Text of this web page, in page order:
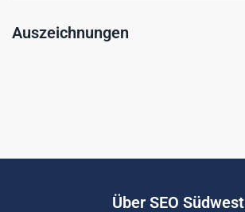
Auszeichnungen
Über SEO Südwest